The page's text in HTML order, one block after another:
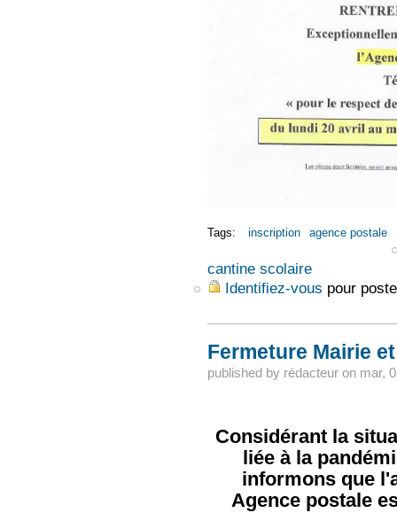
Tags: inscription agence postale
cantine scolaire
Identifiez-vous pour
Fermeture Mairie
published by rédacteuron mar,
Considérant la
liée à la
informons que
Agence postale